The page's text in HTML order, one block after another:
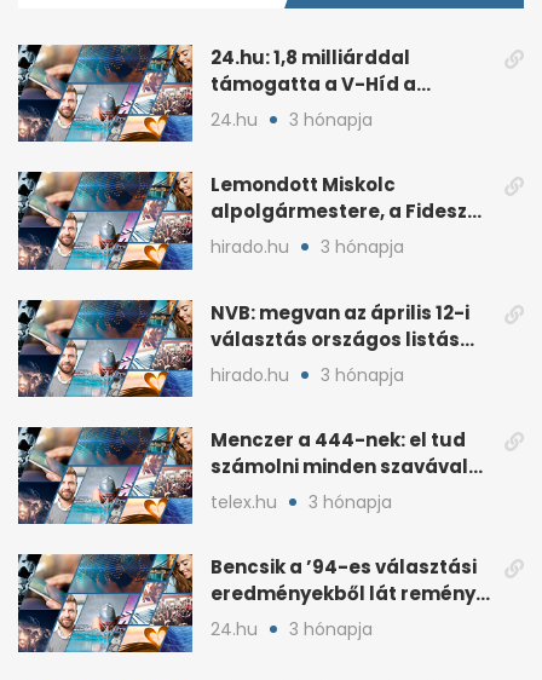
24.hu: 1,8 milliárddal
támogatta a V-Híd a
Fideszhez kötött alapítványt
24.hu 3 hónapja
Lemondott Miskolc
alpolgármestere, a Fidesz
áprilisi jelöltje, Hollósy
hirado.hu 3 hónapja
NVB: megvan az április 12-i
választás országos listás
eredménye
hirado.hu 3 hónapja
Menczer a 444-nek: el tud
számolni minden szavával
és tettével
telex.hu 3 hónapja
Bencsik a ’94-es választási
eredményekből lát reményt
a Fidesznek
24.hu 3 hónapja